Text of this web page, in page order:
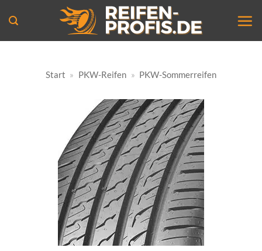
Inhalt
springen
Start » PKW-Reifen » PKW-Sommerreifen